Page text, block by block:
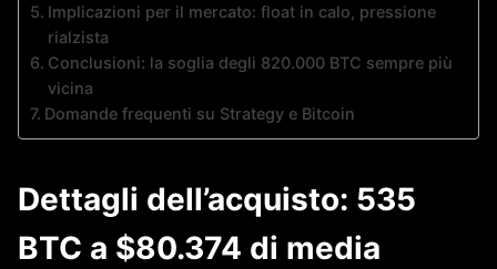
Implicazioni per il mercato: float in calo, pressione
rialzista
Conclusioni: la soglia degli 820.000 BTC sempre più
vicina
Domande frequenti su Strategy e Bitcoin
Dettagli dell’acquisto: 535
BTC a $80.374 di media